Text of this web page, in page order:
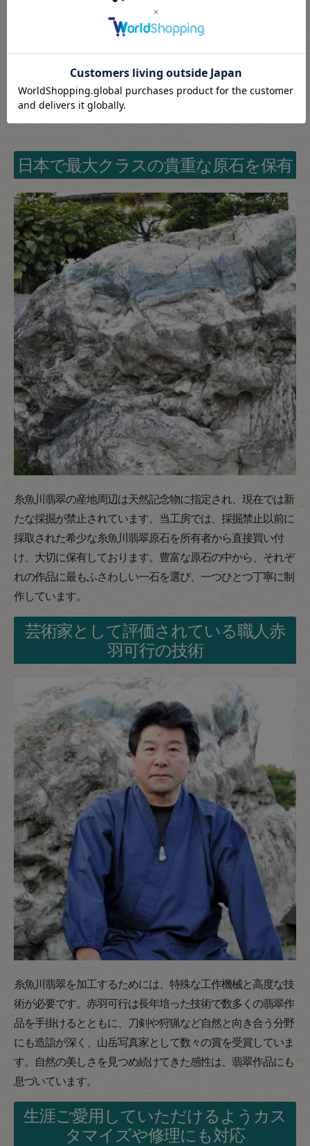
こたきの翡翠が選ばれる理由
日本で最大クラスの貴重な原石を保有
糸魚川翡翠の産地周辺は天然記念物に指定され、現在では新
たな採掘が禁止されています。当工房では、採掘禁止以前に
採取された希少な糸魚川翡翠原石を所有者から直接買い付
け、大切に保有しております。豊富な原石の中から、それぞ
れの作品に最もふさわしい一石を選び、一つひとつ丁寧に制
作しています。
芸術家として評価されている職人赤
羽可行の技術
糸魚川翡翠を加工するためには、特殊な工作機械と高度な技
術が必要です。赤羽可行は長年培った技術で数多くの翡翠作
品を手掛けるとともに、刀剣や狩猟など自然と向き合う分野
にも造詣が深く、山岳写真家として数々の賞を受賞していま
す。自然の美しさを見つめ続けてきた感性は、翡翠作品にも
息づいています。
生涯ご愛用していただけるようカス
タマイズや修理にも対応